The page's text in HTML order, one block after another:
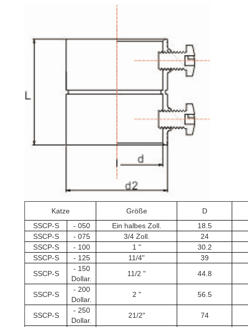
Katze Größe D
SSCP-S
- 050 Ein halbes Zoll. 18.5
SSCP-S
- 075 3/4 Zoll. 24
SSCP-S
- 100 1 " 30.2
SSCP-S
- 125 11/4" 39
SSCP-S
- 150
Dollar.
11/2 " 44.8
SSCP-S
- 200
Dollar.
2 " 56.5
SSCP-S
- 250
Dollar.
21/2" 74